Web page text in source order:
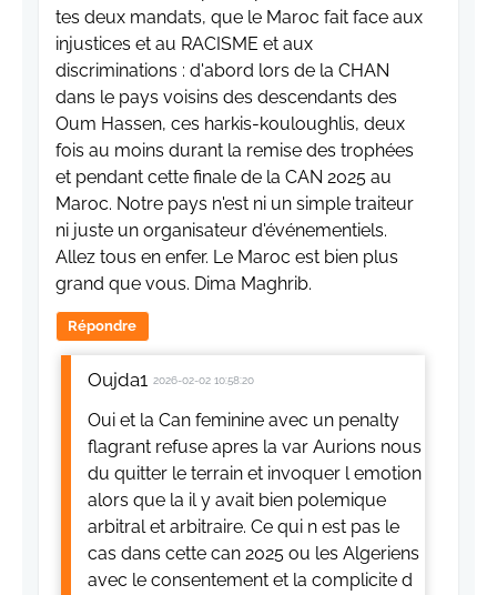
tes deux mandats, que le Maroc fait face aux
injustices et au RACISME et aux
discriminations : d'abord lors de la CHAN
dans le pays voisins des descendants des
Oum Hassen, ces harkis-kouloughlis, deux
fois au moins durant la remise des trophées
et pendant cette finale de la CAN 2025 au
Maroc. Notre pays n'est ni un simple traiteur
ni juste un organisateur d'événementiels.
Allez tous en enfer. Le Maroc est bien plus
grand que vous. Dima Maghrib.
Répondre
Oujda1 2026-02-02 10:58:20
Oui et la Can feminine avec un penalty
flagrant refuse apres la var Aurions nous
du quitter le terrain et invoquer l emotion
alors que la il y avait bien polemique
arbitral et arbitraire. Ce qui n est pas le
cas dans cette can 2025 ou les Algeriens
avec le consentement et la complicite d